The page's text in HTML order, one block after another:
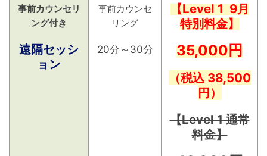
事前カウンセリ
ング付き
遠隔セッシ
ョン
事前カウンセ
リング
20分～30分
【Level 1 9月
特別料金】
35,000円
（税込 38,500
円）
【Level 1 通常
料金】